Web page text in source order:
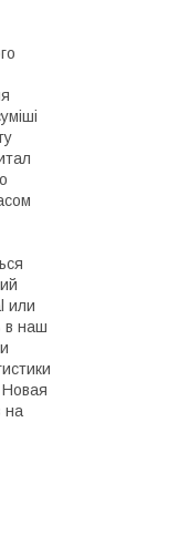
или
в наш
на